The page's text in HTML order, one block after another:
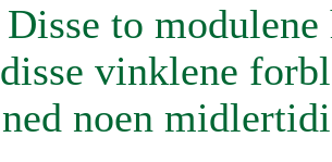
Disse to
disse vinklene
ned noen